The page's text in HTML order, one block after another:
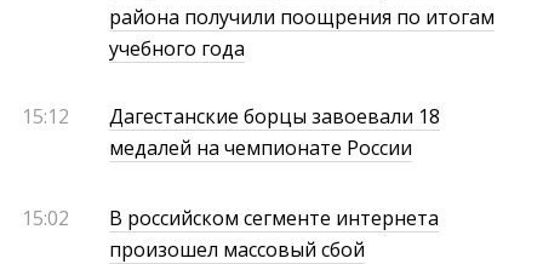
района получили поощрения по итогам
учебного года
15:12
Дагестанские борцы завоевали 18
медалей на чемпионате России
15:02
В российском сегменте интернета
произошел массовый сбой